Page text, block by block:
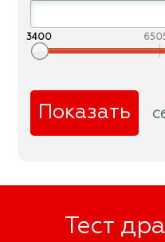
3400
Тест